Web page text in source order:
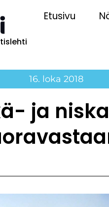
Etusivu
16. loka 2018
ja